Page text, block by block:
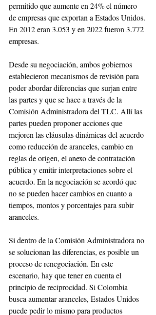
permitido que aumente en 24% el número
de empresas que exportan a Estados Unidos.
En 2012 eran 3.053 y en 2022 fueron 3.772
empresas.
Desde su negociación, ambos gobiernos
establecieron mecanismos de revisión para
poder abordar diferencias que surjan entre
las partes y que se hace a través de la
Comisión Administradora del TLC. Allí las
partes pueden proponer acciones que
mejoren las cláusulas dinámicas del acuerdo
como reducción de aranceles, cambio en
reglas de origen, el anexo de contratación
pública y emitir interpretaciones sobre el
acuerdo. En la negociación se acordó que
no se pueden hacer cambios en cuanto a
tiempos, montos y porcentajes para subir
aranceles.
Si dentro de la Comisión Administradora no
se solucionan las diferencias, es posible un
proceso de renegociación. En este
escenario, hay que tener en cuenta el
principio de reciprocidad. Si Colombia
busca aumentar aranceles, Estados Unidos
puede pedir lo mismo para productos